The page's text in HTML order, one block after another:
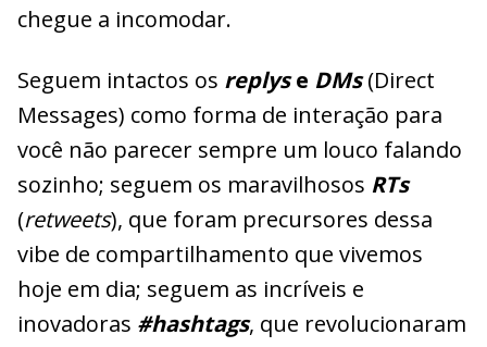
chegue a incomodar.
Seguem intactos os replyse DMs(Direct
Messages) como forma de interação para
você não parecer sempre um louco falando
sozinho; seguem os maravilhosos RTs
(retweets), que foram precursores dessa
vibe de compartilhamento que vivemos
hoje em dia; seguem as incríveis e
inovadoras #hashtags, que revolucionaram